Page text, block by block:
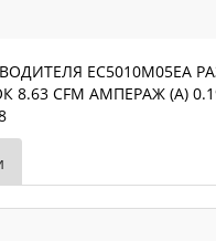
EC5010M05EA
8.63 CFM АМПЕРАЖ